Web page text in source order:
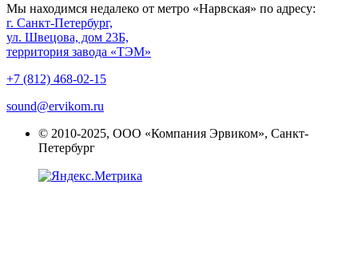
Мы находимся недалеко от метро «Нарвская» по адресу:
г. Санкт-Петербург,
ул. Швецова, дом 23Б,
территория завода «ТЭМ»
+7 (812) 468-02-15
sound@ervikom.ru
© 2010-2025, ООО «Компания Эрвиком», Санкт-
Петербург